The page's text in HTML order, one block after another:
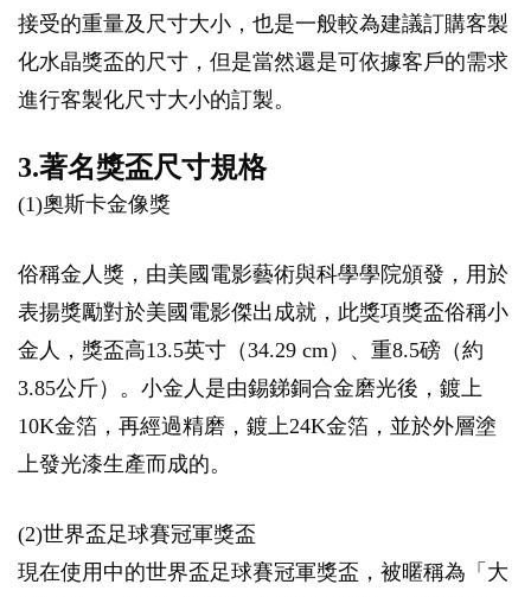
接受的重量及尺寸大小，也是一般較為建議訂購客製
化水晶獎盃的尺寸，但是當然還是可依據客戶的需求
進行客製化尺寸大小的訂製。
3.著名獎盃尺寸規格
(1)奧斯卡金像獎
俗稱金人獎，由美國電影藝術與科學學院頒發，用於
表揚獎勵對於美國電影傑出成就，此獎項獎盃俗稱小
金人，獎盃高13.5英寸（34.29 cm）、重8.5磅（約
3.85公斤）。小金人是由錫銻銅合金磨光後，鍍上
10K金箔，再經過精磨，鍍上24K金箔，並於外層塗
上發光漆生產而成的。
(2)世界盃足球賽冠軍獎盃
現在使用中的世界盃足球賽冠軍獎盃，被暱稱為「大